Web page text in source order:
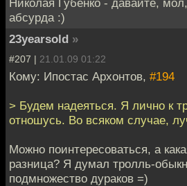
Николая Губенко - давайте,
абсурда :)
23yearsold »
#207 | 21.01.09 01:22
Кому: Ипостас Архонтов, #194
> Будем надеяться. Я лично к
отношусь. Во всяком случае,
Можно поинтересоваться, а
разница? Я думал тролль-
подмножество дураков =)